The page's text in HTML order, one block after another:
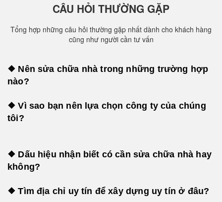
CÂU HỎI THƯỜNG GẶP
Tổng hợp những câu hỏi thường gặp nhất dành cho khách hàng
cũng như người cần tư vấn
❖ Nên sửa chữa nhà trong những trường hợp
nào?
❖ Vì sao bạn nên lựa chọn công ty của chúng
tôi?
❖ Dấu hiệu nhận biết có cần sửa chữa nhà hay
không?
❖ Tìm địa chỉ uy tín để xây dựng uy tín ở đâu?